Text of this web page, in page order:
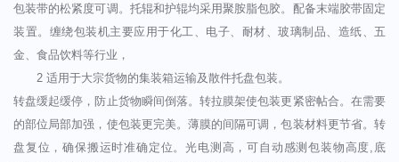
包装带的松紧度可调。托辊和护辊均采用聚胺脂包胶。配备末端胶带固定
装置。缠绕包装机主要应用于化工、电子、耐材、玻璃制品、造纸、五
金、食品饮料等行业，
2 适用于大宗货物的集装箱运输及散件托盘包装。
转盘缓起缓停，防止货物瞬间倒落。转拉膜架使包装更紧密帖合。在需要
的部位局部加强，使包装更完美。薄膜的间隔可调，包装材料更节省。转
盘复位，确保搬运时准确定位。光电测高，可自动感测包装物高度,底